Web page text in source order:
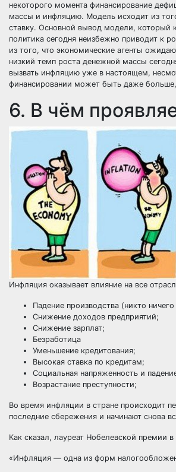
некоторого момента финансирование
массы и инфляцию. Модель исходит из
ставку. Основной вывод модели, который
политика сегодня неизбежно приводит к
из того, что экономические агенты
низкий темп роста денежной массы
вызвать инфляцию уже в настоящем,
финансировании может быть даже
6. В чём
Инфляция оказывает влияние на все
Падение производства (никто
Снижение доходов предприятий;
Снижение зарплат;
Безработица
Уменьшение кредитования;
Высокая ставка по кредитам;
Социальная напряженность и
Возрастание преступности;
Во время инфляции в стране происходит
последние сбережения и начинают снова
Как сказал, лауреат Нобелевской премии
«Инфляция — одна из форм